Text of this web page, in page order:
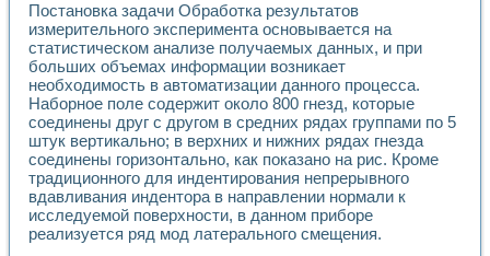
Исследование кинетики зарождения и развития
Лабораторный электрический импедансный томограф на
Микрозондовая система для характеризации
Метод траекторий в исследовании
Промышленная автоматизация
Автоматизация технологических процессов получения
Использование систем технического зрения для контроля
Исследование электромагнитных переходных процессов
Применение LabVIEW при разработке обучающих
Разработка виртуальных тренажеров путем
Система блокировок, сигнализации и защиты ускорителя
Система сбора данных и управления процессом
Постановка задачи Обработка результатов
измерительного эксперимента основывается на
статистическом анализе получаемых данных, и при
больших объемах информации возникает
необходимость в автоматизации данного процесса.
Наборное поле содержит около 800 гнезд, которые
соединены друг с другом в средних рядах группами по 5
штук вертикально; в верхних и нижних рядах гнезда
соединены горизонтально, как показано на рис. Кроме
традиционного для индентирования непрерывного
вдавливания индентора в направлении нормали к
исследуемой поверхности, в данном приборе
реализуется ряд мод латерального смещения.